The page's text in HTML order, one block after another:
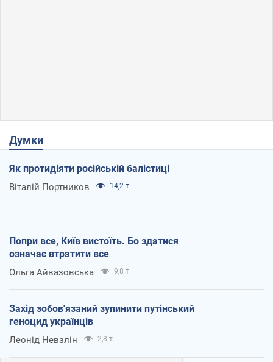
Думки
Як протидіяти російській балістиці
Віталій Портников 14,2 т.
Попри все, Київ вистоїть. Бо здатися
означає втратити все
Ольга Айвазовська 9,8 т.
Захід зобов'язаний зупинити путінський
геноцид українців
Леонід Невзлін 2,8 т.